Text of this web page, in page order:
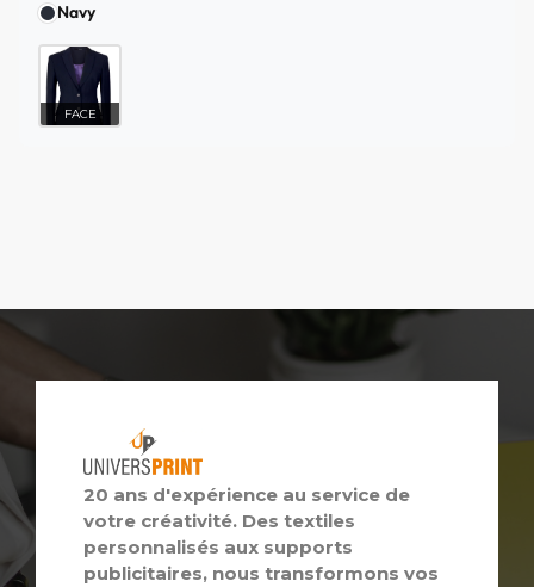
Navy
FACE
20 ans d'expérience au service de
votre créativité. Des textiles
personnalisés aux supports
publicitaires, nous transformons vos